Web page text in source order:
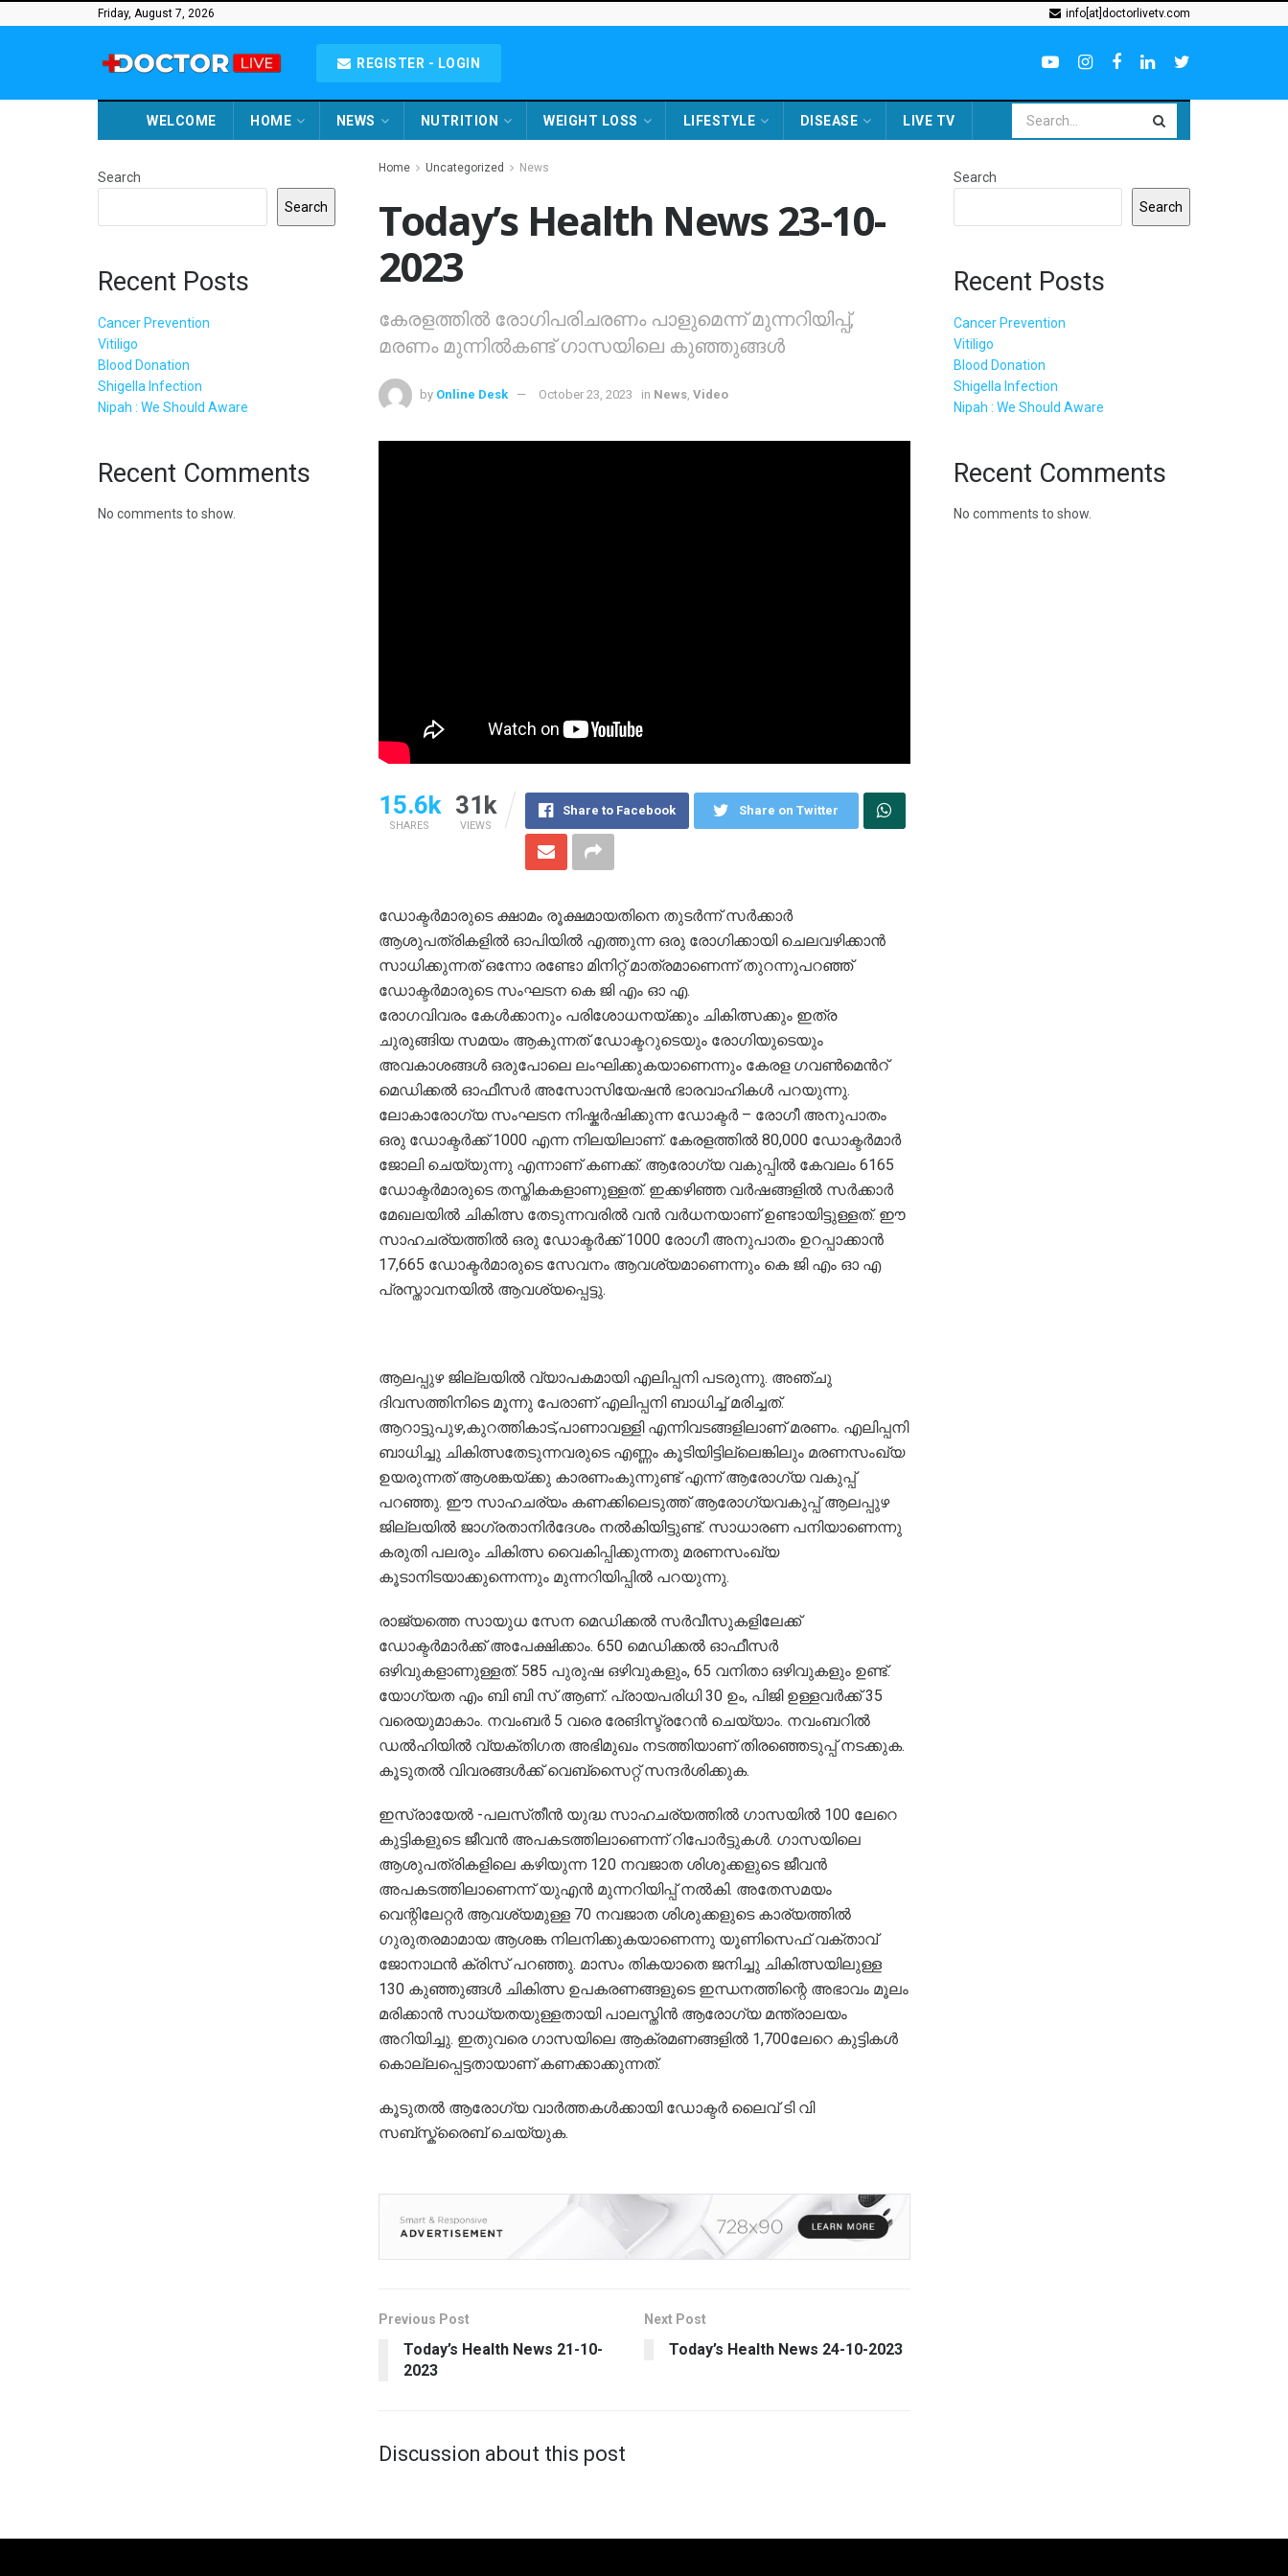
Friday, August 7, 2026 info[at]doctorlivetv.com
REGISTER - LOGIN
WELCOME HOME NEWS NUTRITION WEIGHT LOSS LIFESTYLE DISEASE LIVE TV
Home Uncategorized News
Today’s Health News 23-10-
2023
കേരളത്തില്‍ രോഗിപരിചരണം പാളുമെന്ന് മുന്നറിയിപ്പ്,
മരണം മുന്നില്‍കണ്ട് ഗാസയിലെ കുഞ്ഞുങ്ങള്‍
by Online Desk October 23, 2023 in News, Video
15.6k
SHARES
31k
VIEWS
Share to Facebook Share on Twitter
ഡോക്ടർമാരുടെ ക്ഷാമം രൂക്ഷമായതിനെ തുടർന്ന് സർക്കാർ
ആശുപത്രികളിൽ ഓപിയിൽ എത്തുന്ന ഒരു രോഗിക്കായി ചെലവഴിക്കാൻ
സാധിക്കുന്നത് ഒന്നോ രണ്ടോ മിനിറ്റ് മാത്രമാണെന്ന് തുറന്നുപറഞ്ഞ്
ഡോക്ടർമാരുടെ സംഘടന കെ ജി എം ഓ എ.
രോഗവിവരം കേൾക്കാനും പരിശോധനയ്ക്കും ചികിത്സക്കും ഇത്ര
ചുരുങ്ങിയ സമയം ആകുന്നത് ഡോക്ടറുടെയും രോഗിയുടെയും
അവകാശങ്ങൾ ഒരുപോലെ ലംഘിക്കുകയാണെന്നും കേരള ഗവൺമെൻറ്
മെഡിക്കൽ ഓഫീസർ അസോസിയേഷൻ ഭാരവാഹികൾ പറയുന്നു.
ലോകാരോഗ്യ സംഘടന നിഷ്കർഷിക്കുന്ന ഡോക്ടർ – രോഗീ അനുപാതം
ഒരു ഡോക്ടർക്ക് 1000 എന്ന നിലയിലാണ്. കേരളത്തിൽ 80,000 ഡോക്ടർമാർ
ജോലി ചെയ്യുന്നു എന്നാണ് കണക്ക്. ആരോഗ്യ വകുപ്പിൽ കേവലം 6165
ഡോക്ടർമാരുടെ തസ്തികകളാണുള്ളത്. ഇക്കഴിഞ്ഞ വർഷങ്ങളിൽ സർക്കാർ
മേഖലയിൽ ചികിത്സ തേടുന്നവരിൽ വൻ വർധനയാണ് ഉണ്ടായിട്ടുള്ളത്. ഈ
സാഹചര്യത്തിൽ ഒരു ഡോക്ടർക്ക് 1000 രോഗീ അനുപാതം ഉറപ്പാക്കാൻ
17,665 ഡോക്ടർമാരുടെ സേവനം ആവശ്യമാണെന്നും കെ ജി എം ഓ എ
പ്രസ്താവനയിൽ ആവശ്യപ്പെട്ടു.
ആലപ്പുഴ ജില്ലയില്‍ വ്യാപകമായി എലിപ്പനി പടരുന്നു. അഞ്ചു
ദിവസത്തിനിടെ മൂന്നു പേരാണ് എലിപ്പനി ബാധിച്ച് മരിച്ചത്.
ആറാട്ടുപുഴ,കുറത്തികാട്,പാണാവള്ളി എന്നിവടങ്ങളിലാണ് മരണം. എലിപ്പനി
ബാധിച്ചു ചികിത്സതേടുന്നവരുടെ എണ്ണം കൂടിയിട്ടില്ലെങ്കിലും മരണസംഖ്യ
ഉയരുന്നത് ആശങ്കയ്ക്കു കാരണംകുന്നുണ്ട് എന്ന് ആരോഗ്യ വകുപ്പ്
പറഞ്ഞു. ഈ സാഹചര്യം കണക്കിലെടുത്ത് ആരോഗ്യവകുപ്പ് ആലപ്പുഴ
ജില്ലയിൽ ജാഗ്രതാനിർദേശം നൽകിയിട്ടുണ്ട്. സാധാരണ പനിയാണെന്നു
കരുതി പലരും ചികിത്സ വൈകിപ്പിക്കുന്നതു മരണസംഖ്യ
കൂടാനിടയാക്കുന്നെന്നും മുന്നറിയിപ്പിൽ പറയുന്നു.
രാജ്യത്തെ സായുധ സേന മെഡിക്കൽ സർവീസുകളിലേക്ക്
ഡോക്ടർമാർക്ക് അപേക്ഷിക്കാം. 650 മെഡിക്കൽ ഓഫീസർ
ഒഴിവുകളാണുള്ളത്. 585 പുരുഷ ഒഴിവുകളും, 65 വനിതാ ഒഴിവുകളും ഉണ്ട്.
യോഗ്യത എം ബി ബി സ് ആണ്. പ്രായപരിധി 30 ഉം, പിജി ഉള്ളവർക്ക് 35
വരെയുമാകാം. നവംബർ 5 വരെ രേങിസ്ട്രറേൻ ചെയ്യാം. നവംബറിൽ
ഡൽഹിയിൽ വ്യക്തിഗത അഭിമുഖം നടത്തിയാണ് തിരഞ്ഞെടുപ്പ് നടക്കുക.
കൂടുതൽ വിവരങ്ങൾക്ക് വെബ്സൈറ്റ് സന്ദർശിക്കുക.
ഇസ്രായേൽ -പലസ്‌തീൻ യുദ്ധ സാഹചര്യത്തിൽ ഗാസയിൽ 100 ലേറെ
കുട്ടികളുടെ ജീവൻ അപകടത്തിലാണെന്ന് റിപോർട്ടുകൾ. ഗാസയിലെ
ആശുപത്രികളിലെ കഴിയുന്ന 120 നവജാത ശിശുക്കളുടെ ജീവൻ
അപകടത്തിലാണെന്ന് യുഎൻ മുന്നറിയിപ്പ് നൽകി. അതേസമയം
വെന്റിലേറ്റർ ആവശ്യമുള്ള 70 നവജാത ശിശുക്കളുടെ കാര്യത്തിൽ
ഗുരുതരമാമായ ആശങ്ക നിലനിക്കുകയാണെന്നു യൂണിസെഫ് വക്താവ്
ജോനാഥൻ ക്രിസ് പറഞ്ഞു. മാസം തികയാതെ ജനിച്ചു ചികിത്സയിലുള്ള
130 കുഞ്ഞുങ്ങൾ ചികിത്സ ഉപകരണങ്ങളുടെ ഇന്ധനത്തിന്റെ അഭാവം മൂലം
മരിക്കാൻ സാധ്യതയുള്ളതായി പാലസ്തിൻ ആരോഗ്യ മന്ത്രാലയം
അറിയിച്ചു. ഇതുവരെ ഗാസയിലെ ആക്രമണങ്ങളിൽ 1,700ലേറെ കുട്ടികൾ
കൊല്ലപ്പെട്ടതായാണ് കണക്കാക്കുന്നത്.
കൂടുതൽ ആരോഗ്യ വാർത്തകൾക്കായി ഡോക്ടർ ലൈവ് ടി വി
സബ്സ്ക്രൈബ് ചെയ്യുക.
Previous Post
Today’s Health News 21-10-
2023
Next Post
Today’s Health News 24-10-2023
Discussion about this post
Search
Search
Recent Posts
Cancer Prevention
Vitiligo
Blood Donation
Shigella Infection
Nipah : We Should Aware
Recent Comments
No comments to show.
Search
Search
Recent Posts
Cancer Prevention
Vitiligo
Blood Donation
Shigella Infection
Nipah : We Should Aware
Recent Comments
No comments to show.